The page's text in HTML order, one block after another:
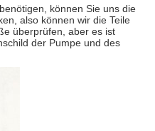
können Sie uns die
also können wir die Teile
überprüfen, aber es ist
der Pumpe und des